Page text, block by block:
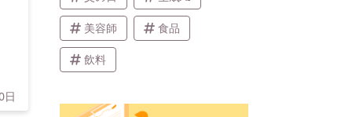
日
美容師 食品
飲料